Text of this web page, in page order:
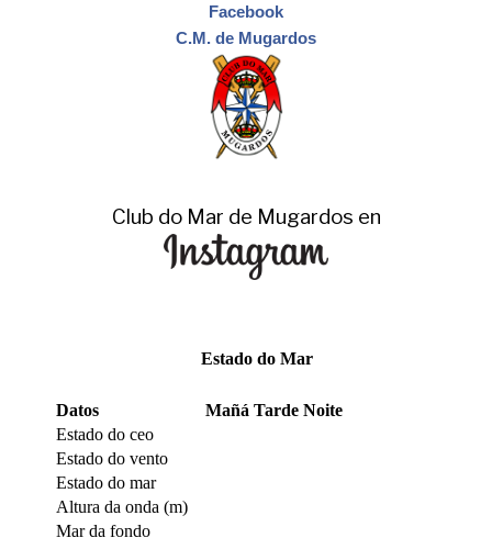
Facebook
C.M. de Mugardos
Club do Mar de Mugardos en